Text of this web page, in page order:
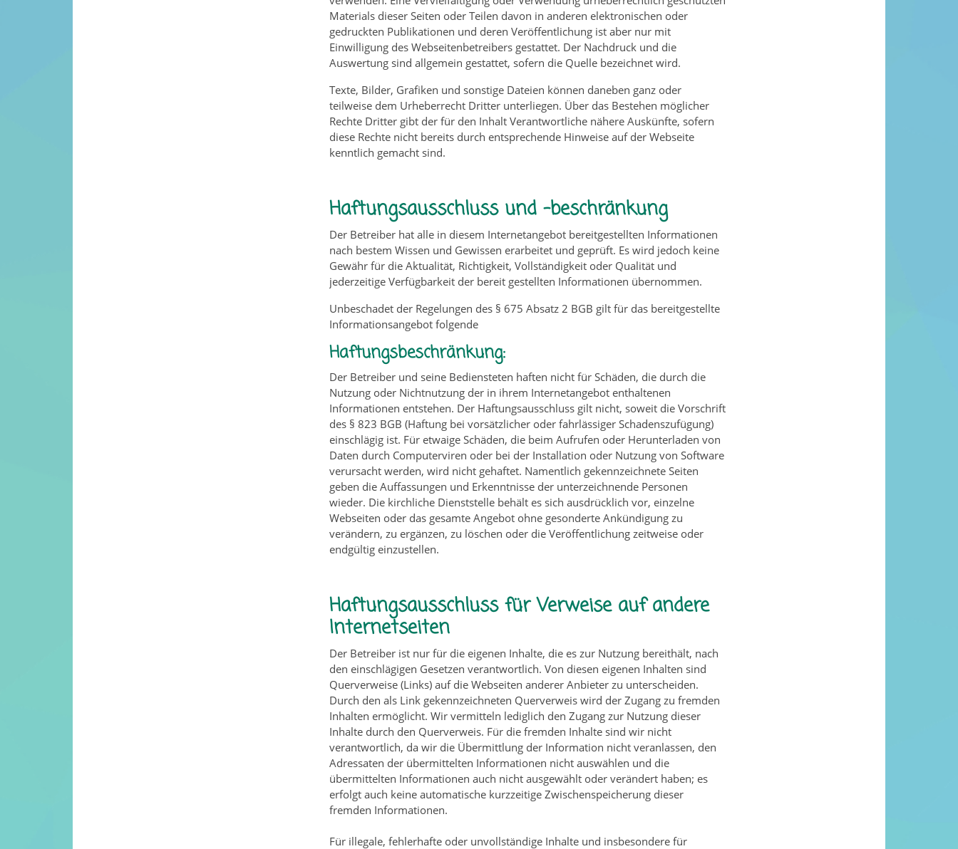
Materials dieser Seiten oder Teilen davon in anderen elektronischen oder
gedruckten Publikationen und deren Veröffentlichung ist aber nur mit
Einwilligung des Webseitenbetreibers gestattet. Der Nachdruck und die
Auswertung sind allgemein gestattet, sofern die Quelle bezeichnet wird.
Texte, Bilder, Grafiken und sonstige Dateien können daneben ganz oder
teilweise dem Urheberrecht Dritter unterliegen. Über das Bestehen möglicher
Rechte Dritter gibt der für den Inhalt Verantwortliche nähere Auskünfte, sofern
diese Rechte nicht bereits durch entsprechende Hinweise auf der Webseite
kenntlich gemacht sind.
Haftungsausschluss und -beschränkung
Der Betreiber hat alle in diesem Internetangebot bereitgestellten Informationen
nach bestem Wissen und Gewissen erarbeitet und geprüft. Es wird jedoch keine
Gewähr für die Aktualität, Richtigkeit, Vollständigkeit oder Qualität und
jederzeitige Verfügbarkeit der bereit gestellten Informationen übernommen.
Unbeschadet der Regelungen des § 675 Absatz 2 BGB gilt für das bereitgestellte
Informationsangebot folgende
Haftungsbeschränkung:
Der Betreiber und seine Bediensteten haften nicht für Schäden, die durch die
Nutzung oder Nichtnutzung der in ihrem Internetangebot enthaltenen
Informationen entstehen. Der Haftungsausschluss gilt nicht, soweit die Vorschrift
des § 823 BGB (Haftung bei vorsätzlicher oder fahrlässiger Schadenszufügung)
einschlägig ist. Für etwaige Schäden, die beim Aufrufen oder Herunterladen von
Daten durch Computerviren oder bei der Installation oder Nutzung von Software
verursacht werden, wird nicht gehaftet. Namentlich gekennzeichnete Seiten
geben die Auffassungen und Erkenntnisse der unterzeichnende Personen
wieder. Die kirchliche Dienststelle behält es sich ausdrücklich vor, einzelne
Webseiten oder das gesamte Angebot ohne gesonderte Ankündigung zu
verändern, zu ergänzen, zu löschen oder die Veröffentlichung zeitweise oder
endgültig einzustellen.
Haftungsausschluss für Verweise auf andere
Internetseiten
Der Betreiber ist nur für die eigenen Inhalte, die es zur Nutzung bereithält, nach
den einschlägigen Gesetzen verantwortlich. Von diesen eigenen Inhalten sind
Querverweise (Links) auf die Webseiten anderer Anbieter zu unterscheiden.
Durch den als Link gekennzeichneten Querverweis wird der Zugang zu fremden
Inhalten ermöglicht. Wir vermitteln lediglich den Zugang zur Nutzung dieser
Inhalte durch den Querverweis. Für die fremden Inhalte sind wir nicht
verantwortlich, da wir die Übermittlung der Information nicht veranlassen, den
Adressaten der übermittelten Informationen nicht auswählen und die
übermittelten Informationen auch nicht ausgewählt oder verändert haben; es
erfolgt auch keine automatische kurzzeitige Zwischenspeicherung dieser
fremden Informationen.
Für illegale, fehlerhafte oder unvollständige Inhalte und insbesondere für